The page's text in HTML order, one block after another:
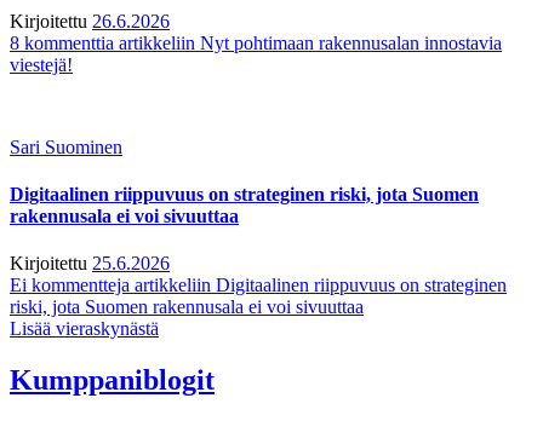
Kirjoitettu 26.6.2026
8 kommenttia artikkeliin Nyt pohtimaan rakennusalan innostavia
viestejä!
Sari Suominen
Digitaalinen riippuvuus on strateginen riski, jota Suomen
rakennusala ei voi sivuuttaa
Kirjoitettu 25.6.2026
Ei kommentteja artikkeliin Digitaalinen riippuvuus on strateginen
riski, jota Suomen rakennusala ei voi sivuuttaa
Lisää vieraskynästä
Kumppaniblogit